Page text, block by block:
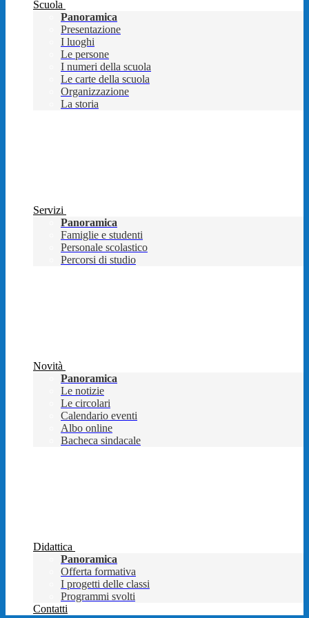
Scuola
Panoramica
Presentazione
I luoghi
Le persone
I numeri della scuola
Le carte della scuola
Organizzazione
La storia
Servizi
Panoramica
Famiglie e studenti
Personale scolastico
Percorsi di studio
Novità
Panoramica
Le notizie
Le circolari
Calendario eventi
Albo online
Bacheca sindacale
Didattica
Panoramica
Offerta formativa
I progetti delle classi
Programmi svolti
Contatti